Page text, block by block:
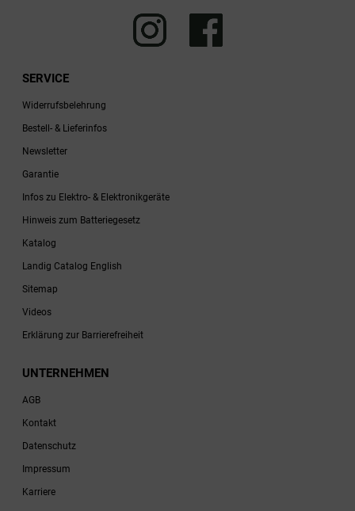
SERVICE
Widerrufsbelehrung
Bestell- & Lieferinfos
Newsletter
Garantie
Infos zu Elektro- & Elektronikgeräte
Hinweis zum Batteriegesetz
Katalog
Landig Catalog English
Sitemap
Videos
Erklärung zur Barrierefreiheit
UNTERNEHMEN
AGB
Kontakt
Datenschutz
Impressum
Karriere